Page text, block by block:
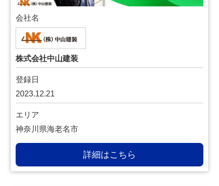
会社名
株式会社中山建装
登録日
2023.12.21
エリア
神奈川県海老名市
詳細はこちら